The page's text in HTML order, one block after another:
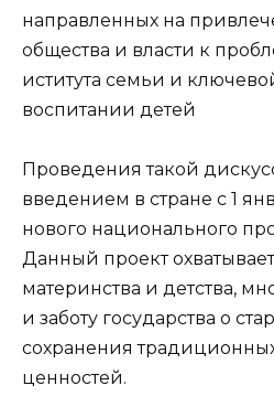
направленных на
общества и власти к
иститута семьи и
воспитании детей
Проведения такой
введением в стране с 1
нового национального
Данный проект
материнства и детства,
и заботу государства о
сохранения
ценностей.